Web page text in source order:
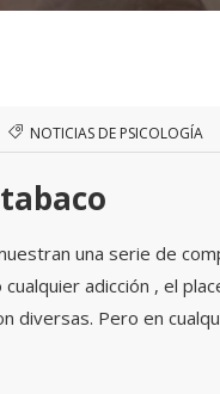
NOTICIAS DE PSICOLOGÍA
una serie de
adicción , el
diversas. Pero en